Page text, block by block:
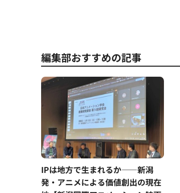
編集部おすすめの記事
IPは地方で生まれるか――新潟
発・アニメによる価値創出の現在